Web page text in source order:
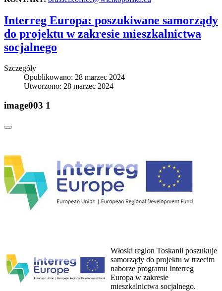
Interreg Europa: poszukiwane samorządy
do projektu w zakresie mieszkalnictwa
socjalnego
Szczegóły
Opublikowano: 28 marzec 2024
Utworzono: 28 marzec 2024
image003 1
Włoski region Toskanii poszukuje
samorządy do projektu w trzecim
naborze programu Interreg
Europa w zakresie
mieszkalnictwa socjalnego.